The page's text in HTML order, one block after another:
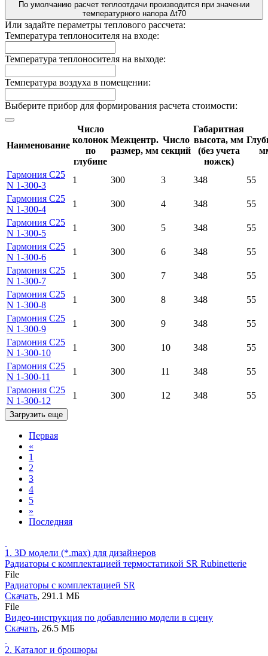
По умолчанию расчет теплоотдачи производится при значении
температурного напора Δt70
Или задайте пераметры теплового рассчета:
Температура теплоносителя на входе:
Температура теплоносителя на выходе:
Температура воздуха в помещении:
Выберите прибор для формирования расчета стоимости:
Наименование
Число
колонок
по
глубине
Межцентр.
размер, мм
Число
секций
Габаритная
высота, мм
(без учета
ножек)
Гармония С25
N 1-300-3
1 300 3 348
55
Гармония С25
N 1-300-4
1 300 4 348
55
Гармония С25
N 1-300-5
1 300 5 348
55
Гармония С25
N 1-300-6
1 300 6 348
55
Гармония С25
N 1-300-7
1 300 7 348
55
Гармония С25
N 1-300-8
1 300 8 348
55
Гармония С25
N 1-300-9
1 300 9 348
55
Гармония С25
N 1-300-10
1 300 10 348
55
Гармония С25
N 1-300-11
1 300 11 348
55
Гармония С25
N 1-300-12
1 300 12 348 55
Загрузить еще
Первая
«
1
2
3
4
5
»
Последняя
1. 3D модели (*.max) для дизайнеров
Радиаторы с комплектацией термостатикой SR Rubinetterie
File
Радиаторы с комплектацией SR
Скачать, 291.1 MБ
File
Видео-инструкция по добавлению модели в сцену
Скачать, 26.5 MБ
2. Каталог и брошюры